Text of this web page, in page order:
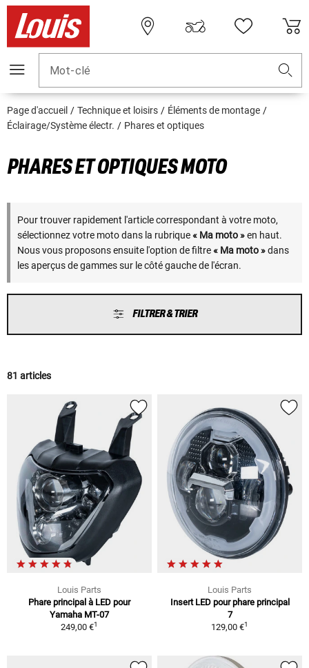
Mot-clé
Page d'accueil Technique et loisirs
Éléments de montage
Éclairage/Système électr.
Phares et optiques
PHARES ET OPTIQUES MOTO
Pour trouver rapidement l'article correspondant à votre moto,
sélectionnez votre moto dans la rubrique« Ma moto »en haut.
Nous vous proposons ensuite l'option de filtre« Ma moto »dans
les aperçus de gammes sur le côté gauche de l'écran.
FILTRER & TRIER
81 articles
Louis Parts
Phare principal à LED pour
Yamaha MT-07
249,00 €1
Louis Parts
Insert LED pour phare principal
7
129,00 €1